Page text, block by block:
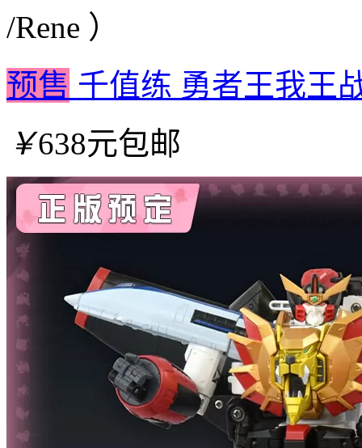
/Rene ）
预售 千值练 勇者王我王
￥638元包邮